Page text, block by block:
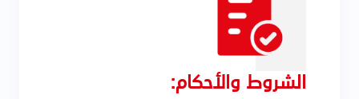
الشروط والأحكام: